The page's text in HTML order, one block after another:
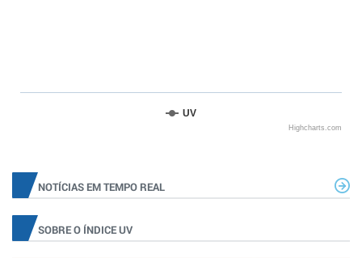
UV
Highcharts.com
NOTÍCIAS EM TEMPO REAL
SOBRE O ÍNDICE UV